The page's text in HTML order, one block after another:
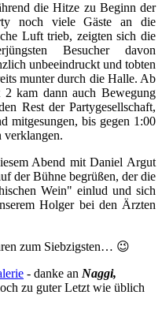
die Hitze zu Beginn der
noch viele Gäste an die
Luft trieb, zeigten sich die
Besucher davon
unbeeindruckt und tobten
munter durch die Halle. Ab
2 kam dann auch Bewegung
Rest der Partygesellschaft,
mitgesungen, bis gegen 1:00
verklangen.
Abend mit Daniel Argut
der Bühne begrüßen, der die
Wein" einlud und sich
Holger bei den Ärzten
zum Siebzigsten… 😉
- danke an Naggi,
zu guter Letzt wie üblich